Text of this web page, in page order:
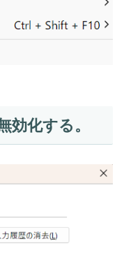
効化する。